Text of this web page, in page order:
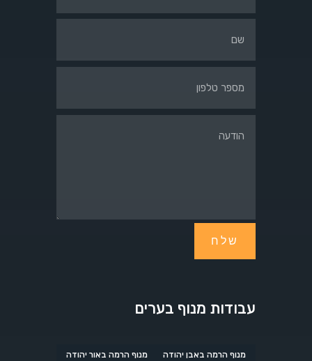
שלח
עבודות מנוף בערים
מנוף הרמה באבן יהודה מנוף הרמה באור יהודה